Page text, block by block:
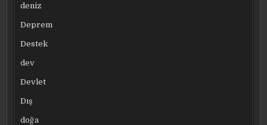
deniz
Deprem
Destek
dev
Devlet
Dış
doğa